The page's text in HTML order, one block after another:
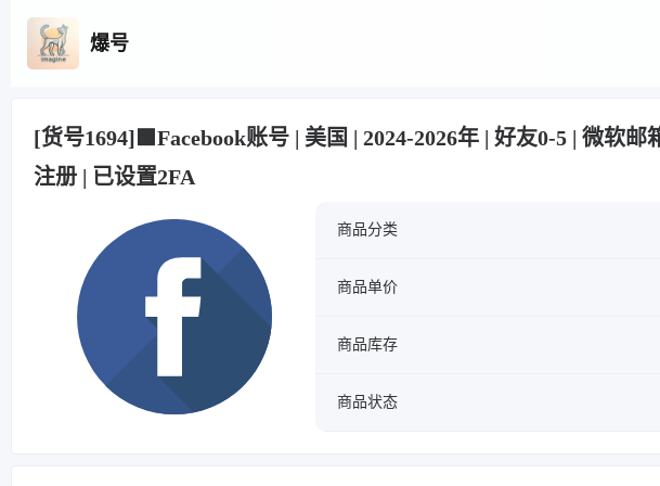
爆号
[货号1694]🟩Facebook账号 | 美国 | 2024-2026年 | 好友0-5 | 微软
注册 | 已设置2FA
商品分类
商品单价
商品库存
商品状态